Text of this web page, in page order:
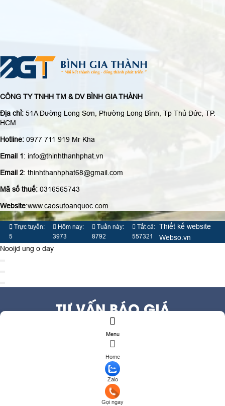
CÔNG TY TNHH TM & DV BÌNH GIA THÀNH
Địa chỉ: 51A Đường Long Sơn, Phường Long Bình, Tp Thủ Đức, TP.
HCM
Hotline: 0977 711 919 Mr Kha
Email 1: info@thinhthanhphat.vn
Email 2: thinhthanhphat68@gmail.com
Mã số thuế: 0316565743
Website:www.caosutoanquoc.com
Trực tuyến:
5
Hôm nay:
3973
Tuần này:
8792
Tất cả:
557321
Thiết kế website
Webso.vn
Menu
Home
Zalo
Gọi ngay
Nooijd ung o day
TƯ VẤN BÁO GIÁ
TƯ VẤN DỊCH VỤ